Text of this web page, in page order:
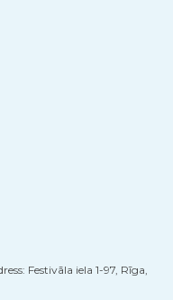
Festivāla iela 1-97, Rīga,